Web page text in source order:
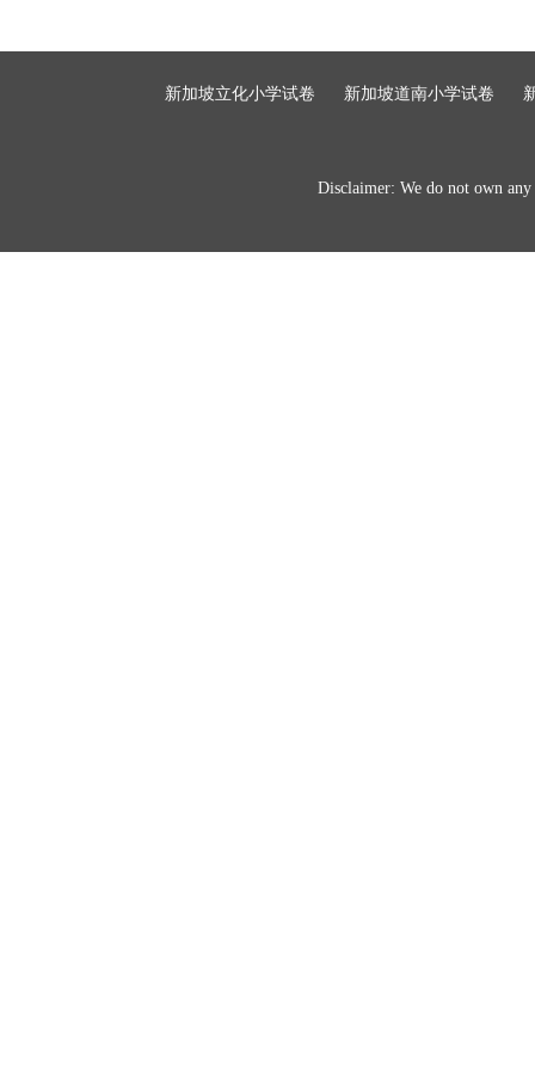
新加坡立化小学试卷 新加坡道南小学试卷
Disclaimer: We do not own